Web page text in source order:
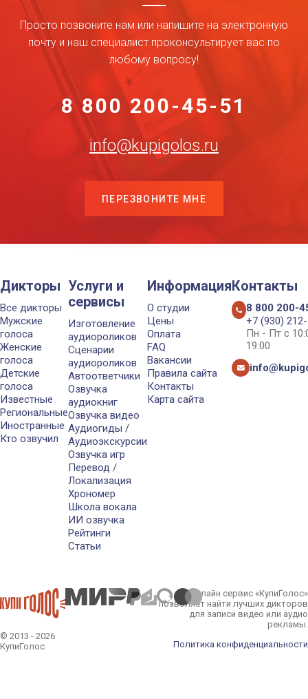
Просто позвоните нам или напишите на электронную
почту и наш специалист проконсультирует вас по
любому вопросу!
8 800 200-45-51
info@kupigolos.ru
ПЕРЕЗВОНИТЕ МНЕ
Дикторы
Все дикторы
Мужские
голоса
Женские
голоса
Детские
голоса
Известные
Региональные
Иностранные
Кто озвучил
Услуги и
сервисы
Изготовление
аудиороликов
Сценарии
аудиороликов
Автоответчики
Озвучка
аудиокниг
Озвучка видео
Аудиогиды /
Аудиоэкскурсии
Озвучка игр
Перевод /
Локализация
Хрономер
Школа вокала
ИИ озвучка
Рейтинги
Статьи
Информация
О студии
Цены
Оплата
FAQ
Вакансии
Правила сайта
Контакты
Карта сайта
Контакты
8 800 200-
+7 (930)
Пн - Пт с
19:00
© 2013 - 2026
КупиГолос
Онлайн сервис «КупиГолос»
позволяет найти лучших дикторов
для записи видео или аудио
рекламы.
Политика конфиденциальности